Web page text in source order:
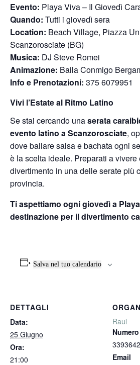
Evento: Playa Viva – Il Giovedì
Quando: Tutti i giovedì sera
Location: Beach Village, Piazza
Scanzorosciate (BG)
Musica: DJ Steve Romei
Animazione: Baila Conmigo
Info e Prenotazioni: 375 6079951
Vivi l’Estate al Ritmo Latino
Se stai cercando unaserata
evento latino a Scanzorosciate,
dove ballare salsa e bachata ogni
è la scelta ideale. Preparati a
divertimento in una delle serate più
provincia.
Ti aspettiamo ogni giovedì a
destinazione per il divertimento
Salva nel tuo calendario
DETTAGLI
Data:
25 Giugno
Ora:
21:00
Raul
Email